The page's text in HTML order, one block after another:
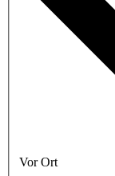
Vor Ort